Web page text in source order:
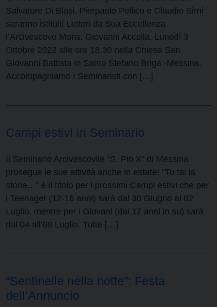
Salvatore Di Blasi, Pierpaolo Pellico e Claudio Sirni
saranno istituiti Lettori da Sua Eccellenza
l’Arcivescovo Mons. Giovanni Accolla, Lunedì 3
Ottobre 2022 alle ore 18.30 nella Chiesa San
Giovanni Battista in Santo Stefano Briga -Messina.
Accompagniamo i Seminaristi con […]
Campi estivi in Seminario
Il Seminario Arcivescovile “S. Pio X” di Messina
prosegue le sue attività anche in estate! “Tu fai la
storia…” è il titolo per i prossimi Campi estivi che per
i Teenager (12-16 anni) sarà dal 30 Giugno al 02
Luglio, mentre per i Giovani (dai 17 anni in su) sarà
dal 04 all’08 Luglio. Tutte […]
“Sentinelle nella notte”: Festa
dell’Annuncio